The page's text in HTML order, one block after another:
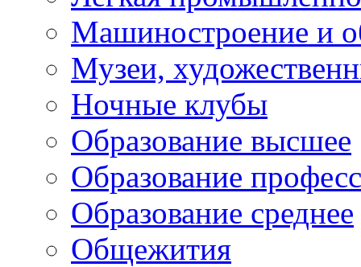
Машиностроение и
Музеи,
Ночные клубы
Образование высшее
Образование
Образование среднее
Общежития